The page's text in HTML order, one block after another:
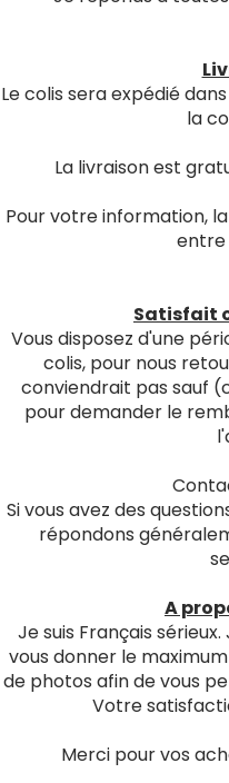
Le colis sera expédié
la
La livraison est
Pour votre information,
entre
Satisfait
Vous disposez d'une
colis, pour nous
conviendrait pas sauf
pour demander le
Si vous avez des
répondons
A
Je suis Français
vous donner le
de photos afin de vous
Votre
Merci pour vos